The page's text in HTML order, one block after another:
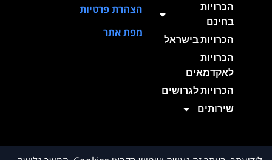
הכרויות
בחינם
הכרויות בישראל
הכרויות
לאקדמאים
הכרויות לגרושים
שירותים
הצהרת פרטיות
מפת אתר